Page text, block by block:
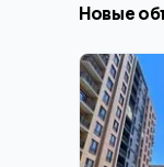
Новые